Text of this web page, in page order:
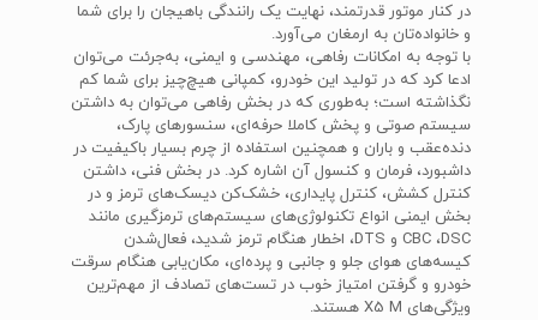
در کنار موتور قدرتمند، نهایت یک رانندگی باهیجان را برای شما
و خانواده‌تان به ارمغان می‌آورد.
با توجه به امکانات رفاهی، مهندسی و ایمنی، به‌جرئت می‌توان
ادعا کرد که در تولید این خودرو، کمپانی هیچ‌چیز برای شما کم
نگذاشته است؛ به‌طوری که در بخش رفاهی می‌توان به داشتن
سیستم صوتی و پخش کاملا حرفه‌ای، سنسورهای پارک،
دنده‌عقب و باران و همچنین استفاده از چرم بسیار باکیفیت در
داشبورد، فرمان و کنسول آن اشاره کرد. در بخش فنی، داشتن
کنترل کشش، کنترل پایداری، خشک‌کن دیسک‌های ترمز و در
بخش ایمنی انواع تکنولوژی‌های سیستم‌های ترمزگیری مانند
CBC ،DSC و DTS، اخطار هنگام ترمز شدید، فعال‌شدن
کیسه‌های هوای جلو و جانبی و پرده‌ای، مکان‌یابی هنگام سرقت
خودرو و گرفتن امتیاز خوب در تست‌های تصادف از مهم‌ترین
ویژگی‌های X5 M هستند.